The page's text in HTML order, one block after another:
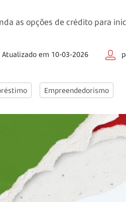
as opções de crédito para
Atualizado em 10-03-2026
Empreendedorismo